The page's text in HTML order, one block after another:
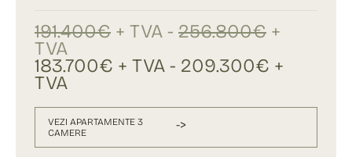
191.400€ + TVA - 256.800€ +
TVA
183.700€ + TVA - 209.300€ +
TVA
VEZI APARTAMENTE 3
CAMERE
->